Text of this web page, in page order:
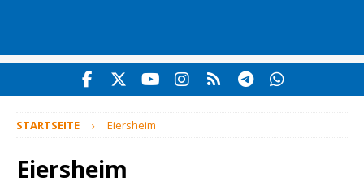
STARTSEITE Eiersheim
Eiersheim